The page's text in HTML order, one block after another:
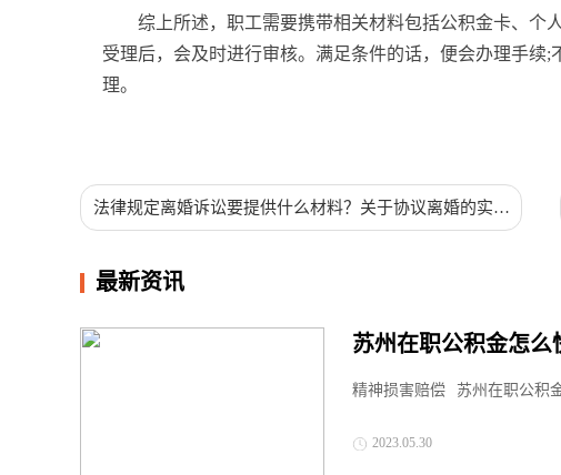
综上所述，职工需要携带相关材料包括公积金卡、个
受理后，会及时进行审核。满足条件的话，便会办理手续
理。
法律规定离婚诉讼要提供什么材料？关于协议离婚的实质
要件有哪些？
最新资讯
苏州在职公积金怎么
精神损害赔偿 苏州在职公积
2023.05.30